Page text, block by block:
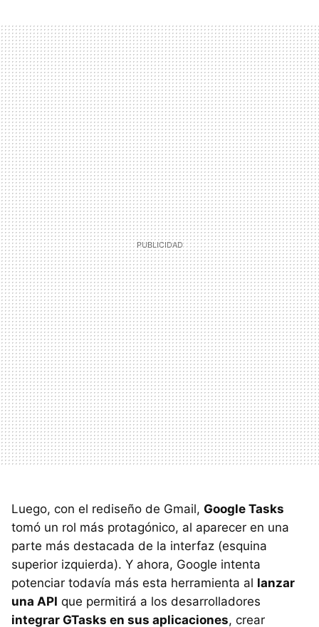
Luego, con el rediseño de Gmail, Google Tasks
tomó un rol más protagónico, al aparecer en una
parte más destacada de la interfaz (esquina
superior izquierda). Y ahora, Google intenta
potenciar todavía más esta herramienta al lanzar
una API que permitirá a los desarrolladores
integrar GTasks en sus aplicaciones, crear